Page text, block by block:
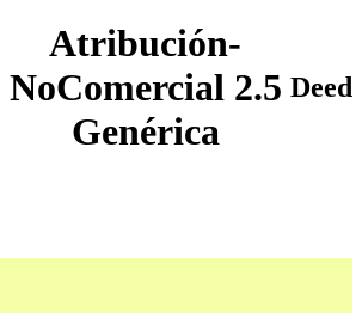
Atribución-
NoComercial 2.5
Genérica
Deed